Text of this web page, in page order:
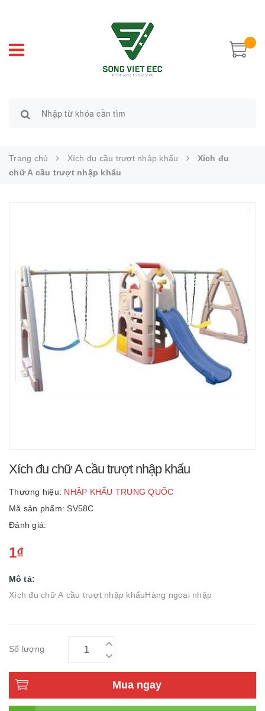
Trang chủ Xích đu cầu trượt nhập khẩu
Xích đu
chữ A cầu trượt nhập khẩu
Xích đu chữ A cầu trượt nhập khẩu
Thương hiệu: NHẬP KHẨU TRUNG QUỐC
Mã sản phẩm: SV58C
Đánh giá:
1₫
Mô tả:
Xích đu chữ A cầu trượt nhập khẩuHàng ngoại nhập
Số lượng
Mua ngay